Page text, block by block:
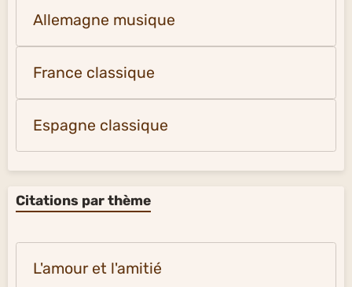
Allemagne musique
France classique
Espagne classique
Citations par thème
L'amour et l'amitié